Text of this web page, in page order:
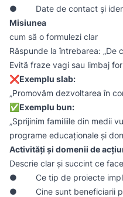
● Date de contact și
Misiunea
cum să o formulezi clar
Răspunde la întrebarea: „De
Evită fraze vagi sau limbaj
❌Exemplu slab:
„Promovăm dezvoltarea în
✅Exemplu bun:
„Sprijinim familiile din medii
programe educaționale și
Activități și domenii de
Descrie clar și succint ce
● Ce tip de proiecte
● Cine sunt beneficiarii